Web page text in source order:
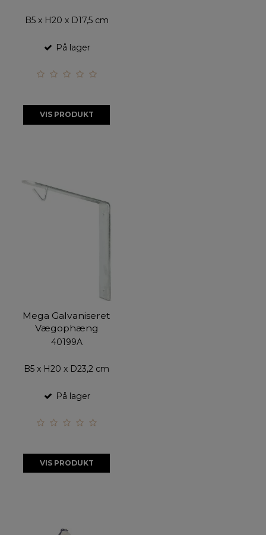
B5 x H20 x D17,5 cm
På lager
VIS PRODUKT
Mega Galvaniseret
Vægophæng
40199A
B5 x H20 x D23,2 cm
På lager
VIS PRODUKT